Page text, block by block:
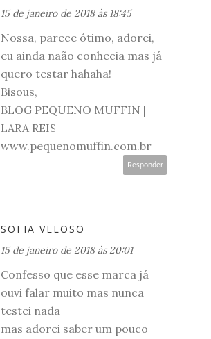
15 de janeiro de 2018 às 18:45
Nossa, parece ótimo, adorei,
eu ainda naão conhecia mas já
quero testar hahaha!
Bisous,
BLOG PEQUENO MUFFIN |
LARA REIS
www.pequenomuffin.com.br
Responder
SOFIA VELOSO
15 de janeiro de 2018 às 20:01
Confesso que esse marca já
ouvi falar muito mas nunca
testei nada
mas adorei saber um pouco